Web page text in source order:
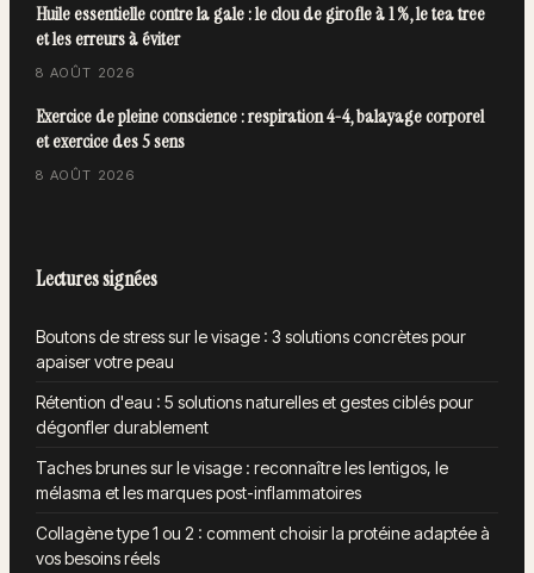
Huile essentielle contre la gale : le clou de girofle à 1 %, le tea tree
et les erreurs à éviter
8 AOÛT 2026
Exercice de pleine conscience : respiration 4-4, balayage corporel
et exercice des 5 sens
8 AOÛT 2026
Lectures signées
Boutons de stress sur le visage : 3 solutions concrètes pour
apaiser votre peau
Rétention d'eau : 5 solutions naturelles et gestes ciblés pour
dégonfler durablement
Taches brunes sur le visage : reconnaître les lentigos, le
mélasma et les marques post-inflammatoires
Collagène type 1 ou 2 : comment choisir la protéine adaptée à
vos besoins réels